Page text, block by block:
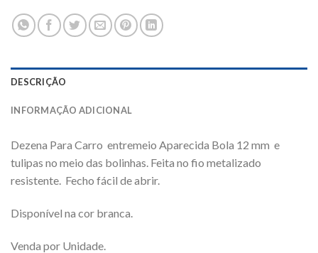
DESCRIÇÃO
INFORMAÇÃO ADICIONAL
Dezena Para Carro entremeio Aparecida Bola 12 mm e
tulipas no meio das bolinhas. Feita no fio metalizado
resistente. Fecho fácil de abrir.
Disponível na cor branca.
Venda por Unidade.